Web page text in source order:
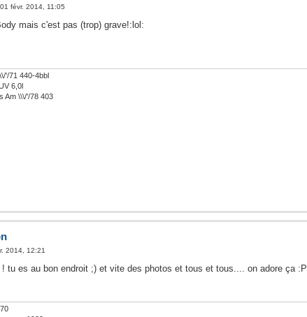
01 févr. 2014, 11:05
mais c'est pas (trop) grave!:lol:
'/71 440-4bbl
6,0l
Am \\\/'/78 403
2014, 12:21
! tu es au bon endroit ;) et vite des photos et tous et tous.... on adore ça :P